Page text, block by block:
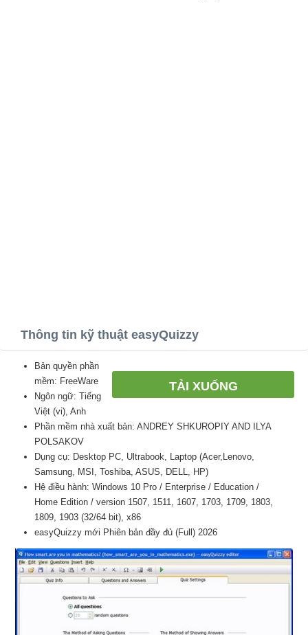
Thông tin kỹ thuật easyQuizzy
TẢI XUỐNG
Bản quyền phần
mềm: FreeWare
Ngôn ngữ: Tiếng
Việt (vi), Anh
Phần mềm nhà xuất bản: ANDREY SHKUROPIY AND ILYA
POLSAKOV
Dụng cụ: Desktop PC, Ultrabook, Laptop (Acer,Lenovo,
Samsung, MSI, Toshiba, ASUS, DELL, HP)
Hệ điều hành: Windows 10 Pro / Enterprise / Education /
Home Edition / version 1507, 1511, 1607, 1703, 1709, 1803,
1809, 1903 (32/64 bit), x86
easyQuizzy mới Phiên bản đầy đủ (Full) 2026